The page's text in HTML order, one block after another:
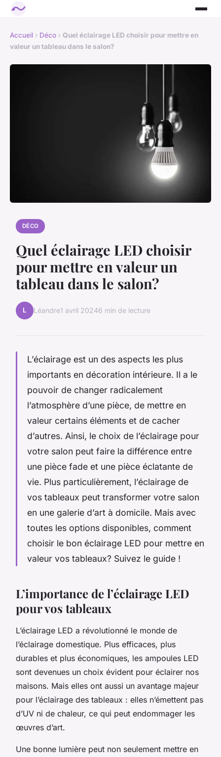
Accueil › Déco › Quel éclairage LED choisir pour mettre en
valeur un tableau dans le salon?
DÉCO
Quel éclairage LED choisir
pour mettre en valeur un
tableau dans le salon?
L Léandre1 avril 20246 min de lecture
L’éclairage est un des aspects les plus
importants en décoration intérieure. Il a le
pouvoir de changer radicalement
l’atmosphère d’une pièce, de mettre en
valeur certains éléments et de cacher
d’autres. Ainsi, le choix de l’éclairage pour
votre salon peut faire la différence entre
une pièce fade et une pièce éclatante de
vie. Plus particulièrement, l’éclairage de
vos tableaux peut transformer votre salon
en une galerie d’art à domicile. Mais avec
toutes les options disponibles, comment
choisir le bon éclairage LED pour mettre en
valeur vos tableaux? Suivez le guide !
L’importance de l’éclairage LED
pour vos tableaux
L’éclairage LED a révolutionné le monde de
l’éclairage domestique. Plus efficaces, plus
durables et plus économiques, les ampoules LED
sont devenues un choix évident pour éclairer nos
maisons. Mais elles ont aussi un avantage majeur
pour l’éclairage des tableaux : elles n’émettent pas
d’UV ni de chaleur, ce qui peut endommager les
œuvres d’art.
Une bonne lumière peut non seulement mettre en